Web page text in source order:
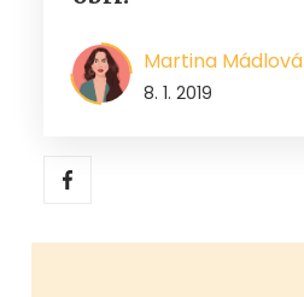
Martina Mádlová
8. 1. 2019